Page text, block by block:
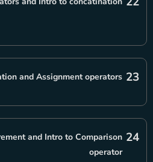
23
and Assignment operators
24
and Intro to Comparison
operator